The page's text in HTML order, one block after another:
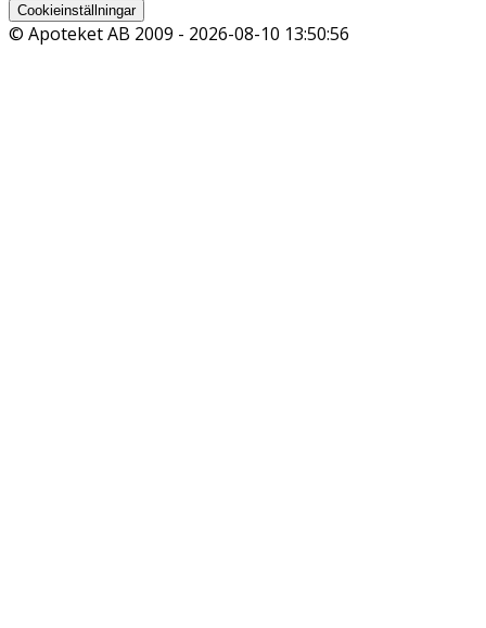
Cookieinställningar
© Apoteket AB 2009 - 2026-08-10 13:50:56